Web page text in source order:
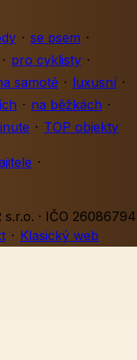
· se psem ·
· pro cyklisty ·
samotě · luxusní ·
· na běžkách ·
· TOP objekty
·
· IČO 26086794
· Klasický web